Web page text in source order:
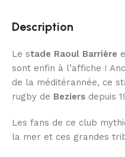
Description
Le stade Raoul Barrière
sont enfin à l’affiche !
de la méditérannée, ce
rugby de Beziers depuis
Les fans de ce club
la mer et ces grandes